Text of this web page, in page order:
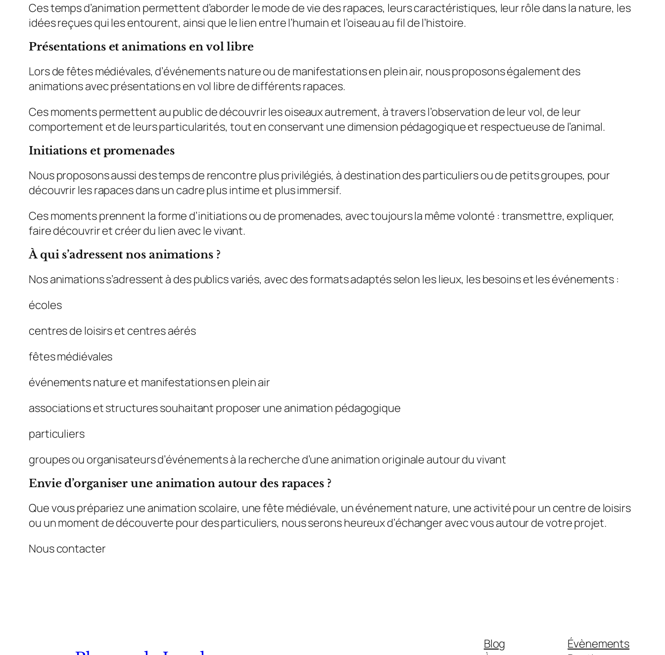
Ces temps d’animation permettent d’aborder le mode de vie des rapaces, leurs caractéristiques, leur rôle dans la nature, les
idées reçues qui les entourent, ainsi que le lien entre l’humain et l’oiseau au fil de l’histoire.
Présentations et animations en vol libre
Lors de fêtes médiévales, d’événements nature ou de manifestations en plein air, nous proposons également des
animations avec présentations en vol libre de différents rapaces.
Ces moments permettent au public de découvrir les oiseaux autrement, à travers l’observation de leur vol, de leur
comportement et de leurs particularités, tout en conservant une dimension pédagogique et respectueuse de l’animal.
Initiations et promenades
Nous proposons aussi des temps de rencontre plus privilégiés, à destination des particuliers ou de petits groupes, pour
découvrir les rapaces dans un cadre plus intime et plus immersif.
Ces moments prennent la forme d’initiations ou de promenades, avec toujours la même volonté : transmettre, expliquer,
faire découvrir et créer du lien avec le vivant.
À qui s’adressent nos animations ?
Nos animations s’adressent à des publics variés, avec des formats adaptés selon les lieux, les besoins et les événements :
écoles
centres de loisirs et centres aérés
fêtes médiévales
événements nature et manifestations en plein air
associations et structures souhaitant proposer une animation pédagogique
particuliers
groupes ou organisateurs d’événements à la recherche d’une animation originale autour du vivant
Envie d’organiser une animation autour des rapaces ?
Que vous prépariez une animation scolaire, une fête médiévale, un événement nature, une activité pour un centre de loisirs
ou un moment de découverte pour des particuliers, nous serons heureux d’échanger avec vous autour de votre projet.
Nous contacter
Blog
Évènements